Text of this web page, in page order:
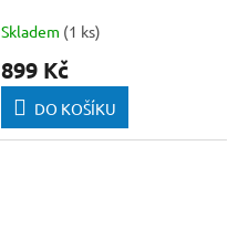
Skladem (1 ks)
899 Kč
DO KOŠÍKU